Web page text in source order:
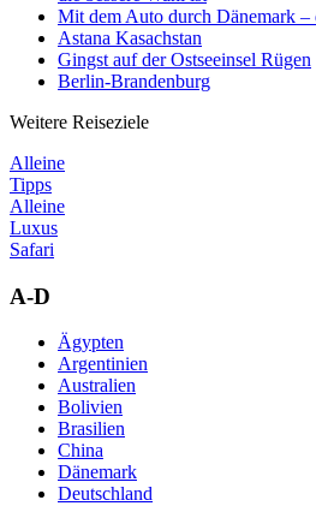
Mit dem Auto durch Dänemark –
Astana Kasachstan
Gingst auf der Ostseeinsel Rügen
Berlin-Brandenburg
Weitere Reiseziele
Alleine
Tipps
Alleine
Luxus
Safari
A-D
Ägypten
Argentinien
Australien
Bolivien
Brasilien
China
Dänemark
Deutschland